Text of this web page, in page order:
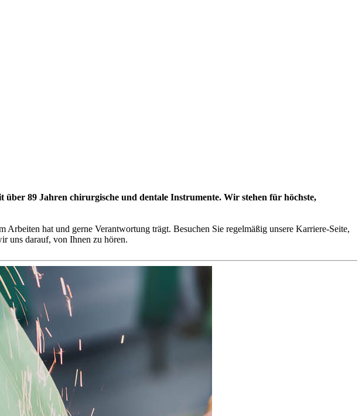
89 Jahren chirurgische und dentale Instrumente. Wir stehen für höchste,
hat und gerne Verantwortung trägt. Besuchen Sie regelmäßig unsere Karriere-Seite,
uns darauf, von Ihnen zu hören.